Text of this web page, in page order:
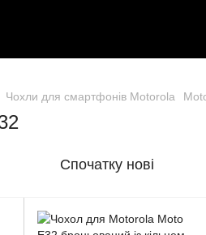
Чохли для смартфонів Motorola
Спочатку нові